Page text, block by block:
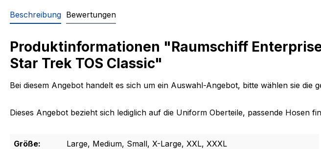
Beschreibung Bewertungen
Produktinformationen "Raumschiff
Star Trek TOS Classic"
Bei diesem Angebot handelt es sich um ein Auswahl-Angebot, bitte wählen sie die
Dieses Angebot bezieht sich lediglich auf die Uniform Oberteile, passende Hosen
Größe:
Large, Medium, Small, X-Large, XXL, XXXL